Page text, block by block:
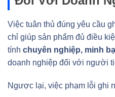
Việc tuân thủ đúng yêu cầu
chỉ giúp sản phẩm đủ điều
tính chuyên nghiệp, minh
doanh nghiệp đối với người
Ngược lại, việc phạm lỗi ghi